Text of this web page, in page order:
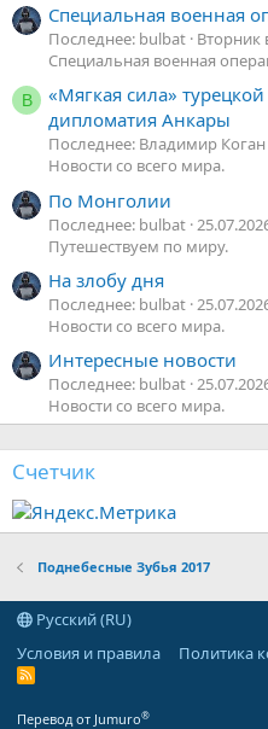
Специальная военная
Последнее: bulbat Вторник
Специальная военная
В
«Мягкая сила»
дипломатия Анкары
Последнее: Владимир Коган
Новости со всего мира.
По Монголии
Последнее: bulbat
Путешествуем по миру.
На злобу дня
Последнее: bulbat
Новости со всего мира.
Интересные новости
Последнее: bulbat
Новости со всего мира.
Счетчик
Поднебесные Зубья 2017
Русский (RU)
Условия и правила
Политика
R
Перевод от Jumuro®